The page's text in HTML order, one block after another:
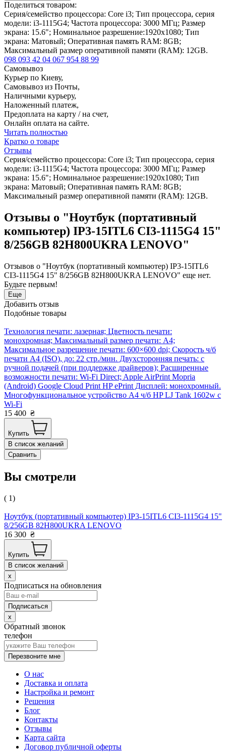
Поделиться товаром:
Серия/семейство процессора: Core i3; Тип процессора, серия
модели: i3-1115G4; Частота процессора: 3000 МГц; Размер
экрана: 15.6"; Номинальное разрешение:1920x1080; Тип
экрана: Матовый; Оперативная память RAM: 8GB;
Максимальный размер оперативной памяти (RAM): 12GB.
098 093 42 04 067 954 88 99
Самовывоз
Курьер по Киеву,
Самовывоз из Почты,
Наличными курьеру,
Наложенный платеж,
Предоплата на карту / на счет,
Онлайн оплата на сайте.
Читать полностью
Кратко о товаре
Отзывы
Серия/семейство процессора: Core i3; Тип процессора, серия
модели: i3-1115G4; Частота процессора: 3000 МГц; Размер
экрана: 15.6"; Номинальное разрешение:1920x1080; Тип
экрана: Матовый; Оперативная память RAM: 8GB;
Максимальный размер оперативной памяти (RAM): 12GB.
Отзывы о "Ноутбук (портативный
компьютер) IP3-15ITL6 CI3-1115G4 15"
8/256GB 82H800UKRA LENOVO"
Отзывов о "Ноутбук (портативный компьютер) IP3-15ITL6
CI3-1115G4 15" 8/256GB 82H800UKRA LENOVO" еще нет.
Будьте первым!
Еще
Добавить отзыв
Подобные товары
Технология печати: лазерная; Цветность печати:
монохромная; Максимальный размер печати: A4;
Максимальное разрешение печати: 600×600 dpi; Скорость ч/б
печати A4 (ISO), до: 22 стр./мин. Двухсторонняя печать: с
ручной подачей (при поддержке драйверов); Расширенные
возможности печати: Wi-Fi Direct; Apple AirPrint Mopria
(Android) Google Cloud Print HP ePrint Дисплей: монохромный.
Многофункциональное устройство А4 ч/б HP LJ Tank 1602w с
Wi-Fi
15 400 ₴
Купить
В список желаний
Сравнить
Вы смотрели
( 1)
Ноутбук (портативный компьютер) IP3-15ITL6 CI3-1115G4 15"
8/256GB 82H800UKRA LENOVO
16 300 ₴
Купить
В список желаний
x
Подписаться на обновления
x
Обратный звонок
телефон
Перезвоните мне
О нас
Доставка и оплата
Настройка и ремонт
Решения
Блог
Контакты
Отзывы
Карта сайта
Договор публичной оферты